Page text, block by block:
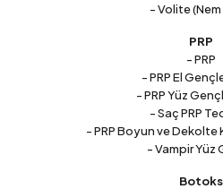
- Volite (Nem
PRP
- PRP
- PRP El
- PRP Yüz
- Saç PRP
- PRP Boyun ve Dekolte
- Vampir Yüz
Botoks